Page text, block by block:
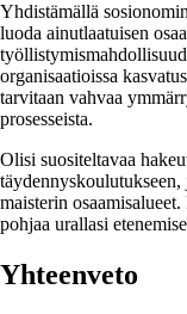
Yhdistämällä
luoda ainutlaatuisen
organisaatioissa
tarvitaan vahvaa
prosesseista.
Olisi suositeltavaa
maisterin
pohjaa urallasi
Yhteenveto